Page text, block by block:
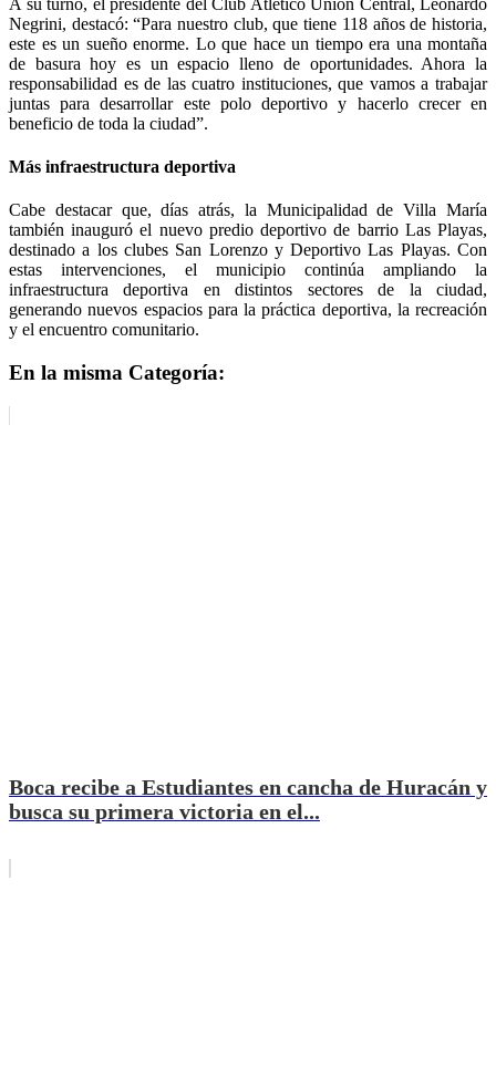
Negrini, destacó: “Para nuestro club, que tiene 118 años de historia,
este es un sueño enorme. Lo que hace un tiempo era una montaña
de basura hoy es un espacio lleno de oportunidades. Ahora la
responsabilidad es de las cuatro instituciones, que vamos a trabajar
juntas para desarrollar este polo deportivo y hacerlo crecer en
beneficio de toda la ciudad”.
Más infraestructura deportiva
Cabe destacar que, días atrás, la Municipalidad de Villa María
también inauguró el nuevo predio deportivo de barrio Las Playas,
destinado a los clubes San Lorenzo y Deportivo Las Playas. Con
estas intervenciones, el municipio continúa ampliando la
infraestructura deportiva en distintos sectores de la ciudad,
generando nuevos espacios para la práctica deportiva, la recreación
y el encuentro comunitario.
En la misma Categoría:
Boca recibe a Estudiantes en cancha de Huracán y
busca su primera victoria en el...